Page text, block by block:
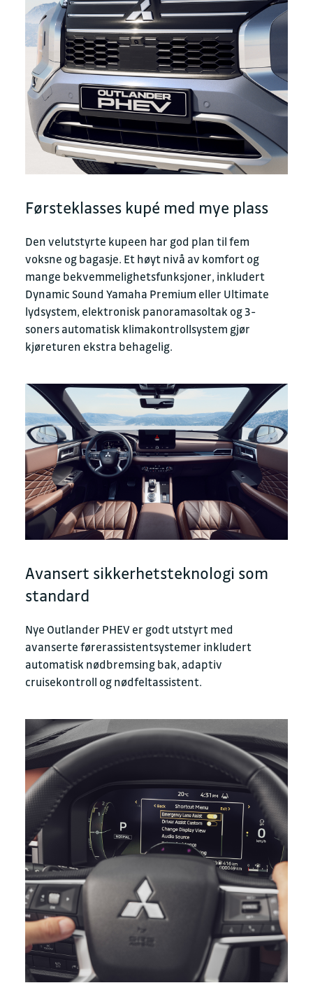
Førsteklasses kupé med mye plass
Den velutstyrte kupeen har god plan til fem
voksne og bagasje. Et høyt nivå av komfort og
mange bekvemmelighetsfunksjoner, inkludert
Dynamic Sound Yamaha Premium eller Ultimate
lydsystem, elektronisk panoramasoltak og 3-
soners automatisk klimakontrollsystem gjør
kjøreturen ekstra behagelig.
Avansert sikkerhetsteknologi som
standard
Nye Outlander PHEV er godt utstyrt med
avanserte førerassistentsystemer inkludert
automatisk nødbremsing bak, adaptiv
cruisekontroll og nødfeltassistent.